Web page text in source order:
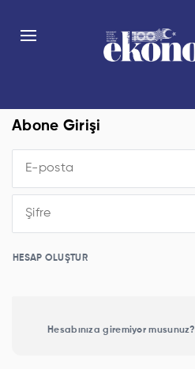
Abone Girişi
HESAP OLUŞTUR
Hesabınıza giremiyor musunuz?